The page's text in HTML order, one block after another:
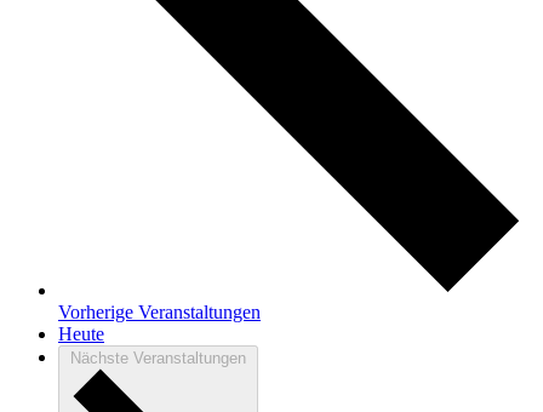
Vorherige Veranstaltungen
Heute
Nächste Veranstaltungen